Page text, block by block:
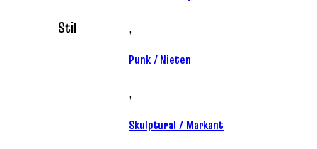
Stil ,
Punk / Nieten
,
Skulptural / Markant